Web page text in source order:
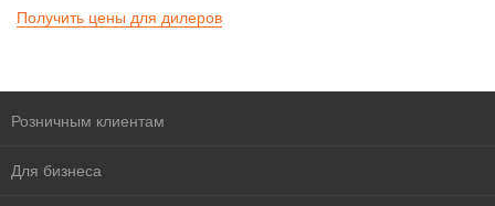
Получить цены для дилеров
Розничным клиентам
Для бизнеса